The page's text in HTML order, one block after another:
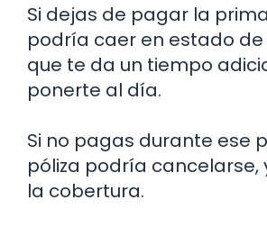
Si dejas de pagar la
podría caer en estado de
que te da un tiempo
ponerte al día.
Si no pagas durante ese
póliza podría cancelarse,
la cobertura.